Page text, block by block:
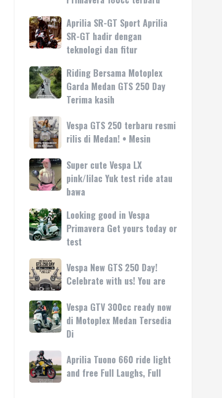
Primavera
Tanyakan
Vespa
180cc
terbaru
Aprilia
SR-
GT
Aprilia
SR-
GT
dengan
teknologi
dan
Aprilia SR-GT Sport Aprilia
SR-GT hadir dengan
teknologi dan fitur
Riding
Bersama
Motoplex
Medan
GTS
250
Terima
kasih
Riding Bersama Motoplex
Garda Medan GTS 250 Day
Terima kasih
Vespa
GTS
250
terbaru
resmi
rilis
di
•
Mesin
Vespa GTS 250 terbaru resmi
rilis di Medan! • Mesin
Super
cute
Vespa
pink/lilac
Yuk
test
atau
bawa
Super cute Vespa LX
pink/lilac Yuk test ride atau
bawa
Looking
good
in
Primavera
Get
yours
or
test
Looking good in Vespa
Primavera Get yours today or
test
Vespa
New
GTS
250
Day!
Celebrate
with
You
are
Vespa New GTS 250 Day!
Celebrate with us! You are
Vespa
GTV
300cc
now
di
Motoplex
Vespa GTV 300cc ready now
di Motoplex Medan Tersedia
Di
Aprilia
Tuono
660
Aprilia Tuono 660 ride light
and free Full Laughs, Full